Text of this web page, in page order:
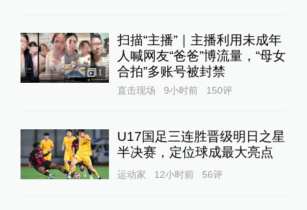
1
扫描“主播”｜主播利用未成年
人喊网友“爸爸”博流量，“母女
合拍”多账号被封禁
直击现场 9小时前 150评
U17国足三连胜晋级明日之星
半决赛，定位球成最大亮点
运动家 12小时前 56评